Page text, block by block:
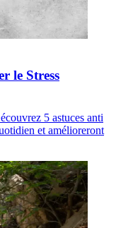
le Stress
5 astuces anti
et amélioreront